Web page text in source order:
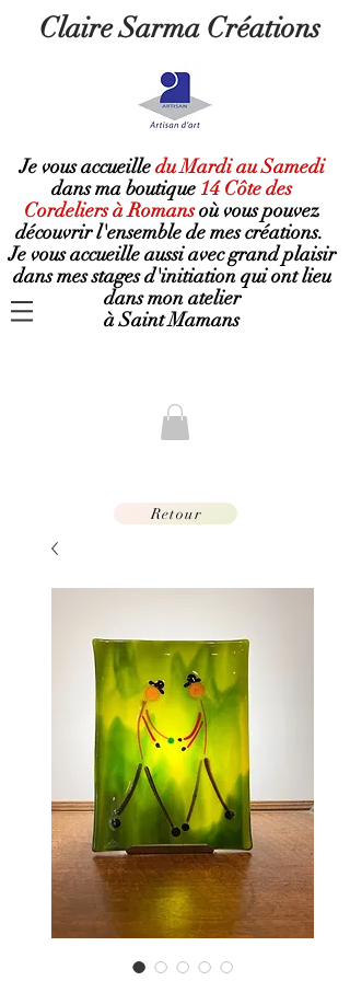
Claire Sarma Créations
Je vous accueilledu Mardi au Samedi
dans ma boutique14 Côte des
Cordeliers à Romansoùvous pouvez
découvrir l'ensemble de mes créations.
Je vous accueille aussi avec grand plaisir
dans mes stages d'initiation qui ont lieu
dans mon atelier
à Saint Mamans
Retour